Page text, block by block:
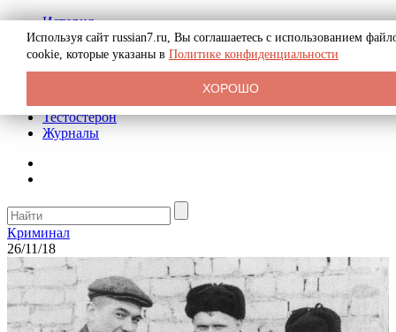
История
Биография
Криминал
Реклама на сайте
Тестостерон
Журналы
Криминал
26/11/18
Используя сайт russian7.ru, Вы соглашаетесь с использованием
cookie, которые указаны в Политике конфиденциальности
ХОРОШО